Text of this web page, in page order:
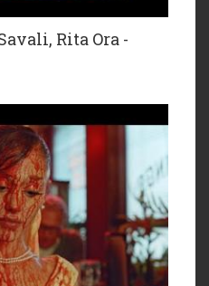
Rita Ora -